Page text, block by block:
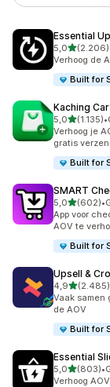
Essential
5,0van 5(2.206)
2206
Verhoog de
Built for
Kaching
5,0van 5(1.135)
1135 •
Verhoog je
gratis
Built for
SMART
5,0van 5
(602)
602 •
App voor
AOV te
Built for
Upsell &
4,9van 5(2.485)
2485
Vaak samen
de AOV
Built for
Essential
5,0van 5
(803)
803 •
Verhoog